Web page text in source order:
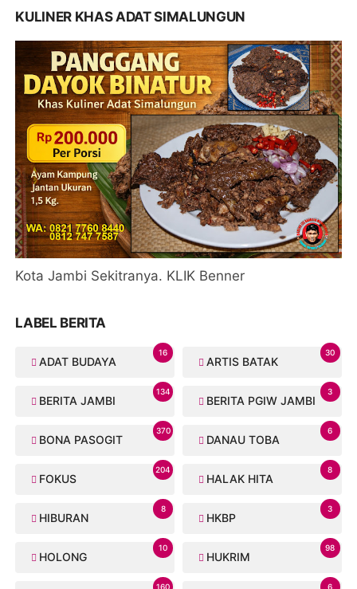
KULINER KHAS ADAT SIMALUNGUN
Kota Jambi Sekitranya. KLIK Benner
LABEL BERITA
ADAT BUDAYA
16
ARTIS BATAK
30
BERITA JAMBI
134
BERITA PGIW JAMBI
3
BONA PASOGIT
370
DANAU TOBA
6
FOKUS
204
HALAK HITA
8
HIBURAN
8
HKBP
3
HOLONG
10
HUKRIM
98
160 6